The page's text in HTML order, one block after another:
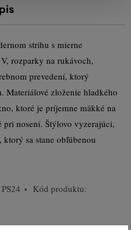
strihu s mierne
rozparky na rukávoch,
prevedení, ktorý
Materiálové zloženie hladkého
ktoré je príjemne mäkké na
nosení. Štýlovo vyzerajúci,
sa stane obľúbenou
Kód produktu: